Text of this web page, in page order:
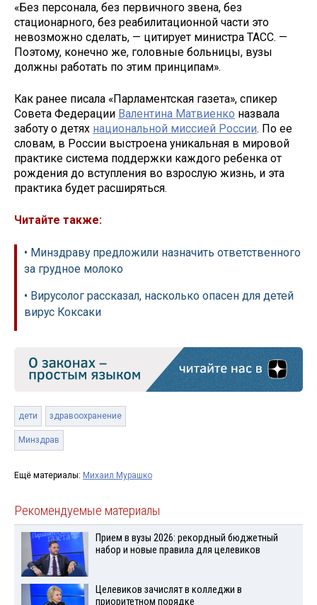
«Без персонала, без первичного звена, без
стационарного, без реабилитационной части это
невозможно сделать, — цитирует министра ТАСС. —
Поэтому, конечно же, головные больницы, вузы
должны работать по этим принципам».
Как ранее писала «Парламентская газета», спикер
Совета Федерации Валентина Матвиенко назвала
заботу о детях национальной миссией России. По ее
словам, в России выстроена уникальная в мировой
практике система поддержки каждого ребенка от
рождения до вступления во взрослую жизнь, и эта
практика будет расширяться.
Читайте также:
• Минздраву предложили назначить ответственного
за грудное молоко
• Вирусолог рассказал, насколько опасен для детей
вирус Коксаки
дети здравоохранение
Минздрав
Ещё материалы: Михаил Мурашко
Рекомендуемые материалы
Прием в вузы 2026: рекордный бюджетный
набор и новые правила для целевиков
Целевиков зачислят в колледжи в
приоритетном порядке